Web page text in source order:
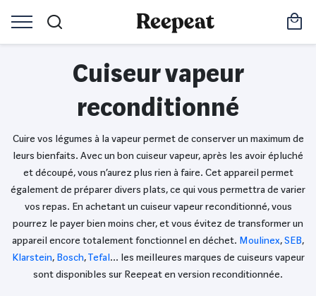
Cuiseur vapeur
reconditionné
Cuire vos légumes à la vapeur permet de conserver un maximum de
leurs bienfaits. Avec un bon cuiseur vapeur, après les avoir épluché
et découpé, vous n’aurez plus rien à faire. Cet appareil permet
également de préparer divers plats, ce qui vous permettra de varier
vos repas. En achetant un cuiseur vapeur reconditionné, vous
pourrez le payer bien moins cher, et vous évitez de transformer un
appareil encore totalement fonctionnel en déchet. Moulinex,SEB,
Klarstein, Bosch,Tefal… les meilleures marques de cuiseurs vapeur
sont disponibles sur Reepeat en version reconditionnée.